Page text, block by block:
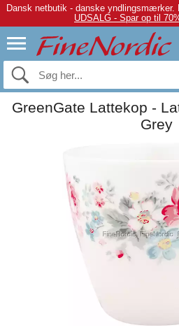
Dansk netbutik - danske yndlingsmærker.
UDSALG - Spar op til
GreenGate Lattekop -
Grey